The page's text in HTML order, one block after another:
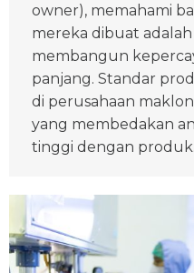
owner), memahami
mereka dibuat
membangun
panjang. Standar
di perusahaan
yang membedakan
tinggi dengan